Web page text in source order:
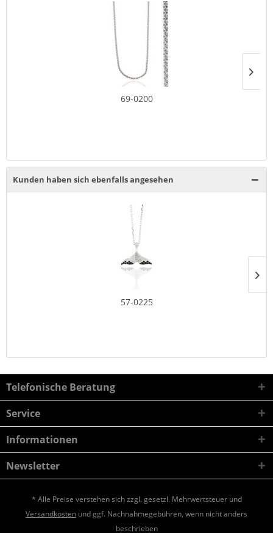
69-0200
Kunden haben sich ebenfalls angesehen
57-0225
Telefonische Beratung
Service
Informationen
Newsletter
* Alle Preise verstehen sich zzgl. gesetzl. Mehrwertsteuer und
Versandkosten und ggf. Nachnahmegebühren, wenn nicht anders
beschrieben